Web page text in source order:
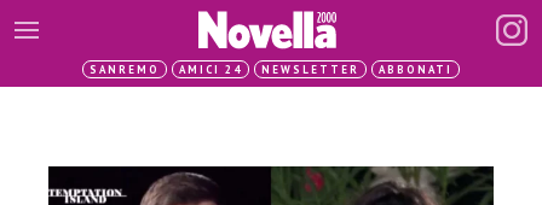
SANREMO AMICI 24 NEWSLETTER ABBONATI